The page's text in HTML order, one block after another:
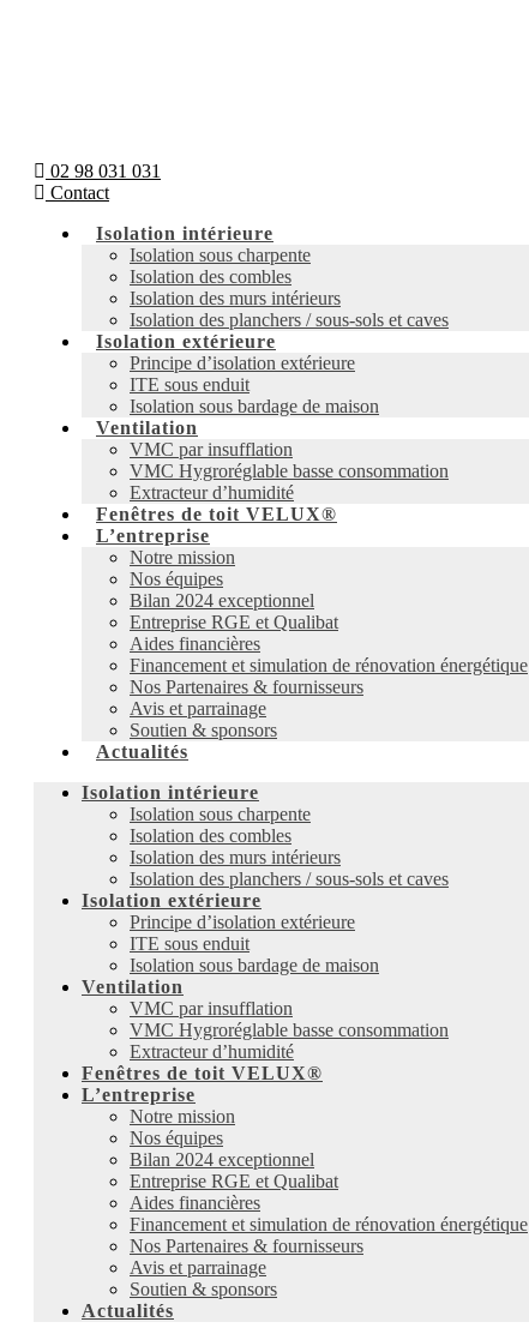
02 98 031 031
Contact
Isolation intérieure
Isolation sous charpente
Isolation des combles
Isolation des murs intérieurs
Isolation des planchers / sous-sols et caves
Isolation extérieure
Principe d’isolation extérieure
ITE sous enduit
Isolation sous bardage de maison
Ventilation
VMC par insufflation
VMC Hygroréglable basse consommation
Extracteur d’humidité
Fenêtres de toit VELUX®
L’entreprise
Notre mission
Nos équipes
Bilan 2024 exceptionnel
Entreprise RGE et Qualibat
Aides financières
Financement et simulation de rénovation énergétique
Nos Partenaires & fournisseurs
Avis et parrainage
Soutien & sponsors
Actualités
Isolation intérieure
Isolation sous charpente
Isolation des combles
Isolation des murs intérieurs
Isolation des planchers / sous-sols et caves
Isolation extérieure
Principe d’isolation extérieure
ITE sous enduit
Isolation sous bardage de maison
Ventilation
VMC par insufflation
VMC Hygroréglable basse consommation
Extracteur d’humidité
Fenêtres de toit VELUX®
L’entreprise
Notre mission
Nos équipes
Bilan 2024 exceptionnel
Entreprise RGE et Qualibat
Aides financières
Financement et simulation de rénovation énergétique
Nos Partenaires & fournisseurs
Avis et parrainage
Soutien & sponsors
Actualités